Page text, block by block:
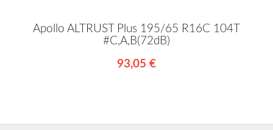
Apollo ALTRUST Plus 195/65 R16C 104T
#C,A,B(72dB)
93,05 €